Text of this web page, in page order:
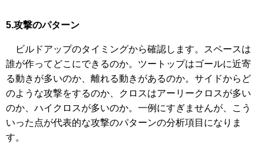
5.攻撃のパターン
ビルドアップのタイミングから確認します。スペースは
誰が作ってどこにできるのか。ツートップはゴールに近寄
る動きが多いのか、離れる動きがあるのか。サイドからど
のような攻撃をするのか、クロスはアーリークロスが多い
のか、ハイクロスが多いのか。一例にすぎませんが、こう
いった点が代表的な攻撃のパターンの分析項目になりま
す。